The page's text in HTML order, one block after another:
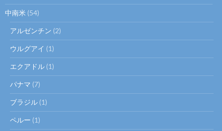
中南米 (54)
アルゼンチン (2)
ウルグアイ (1)
エクアドル (1)
パナマ (7)
ブラジル (1)
ペルー (1)